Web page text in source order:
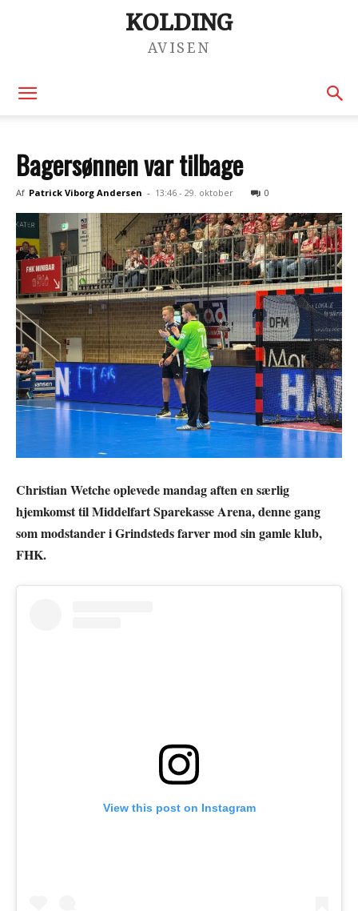
KOLDING
AVISEN
Bagersønnen var tilbage
Af Patrick Viborg Andersen - 13:46 - 29. oktober 0
Christian Wetche oplevede mandag aften en særlig
hjemkomst til Middelfart Sparekasse Arena, denne gang
som modstander i Grindsteds farver mod sin gamle klub,
FHK.
View this post on Instagram